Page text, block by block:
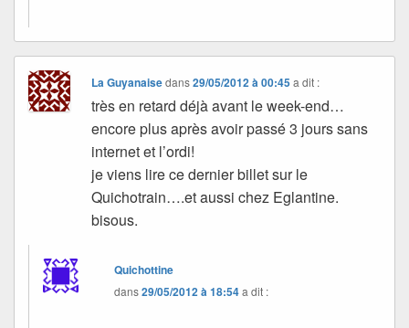
La Guyanaisedans29/05/2012 à 00:45 a dit :
très en retard déjà avant le week-end…
encore plus après avoir passé 3 jours sans
internet et l’ordi!
je viens lire ce dernier billet sur le
Quichotrain….et aussi chez Eglantine.
bisous.
Quichottine
dans29/05/2012 à 18:54a dit :